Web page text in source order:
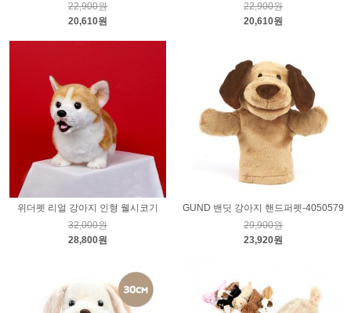
22,900원
20,610원
22,900원
20,610원
위더펫 리얼 강아지 인형 웰시코기
32,000원
28,800원
GUND 밴딧 강아지 핸드퍼펫-4050579
29,900원
23,920원